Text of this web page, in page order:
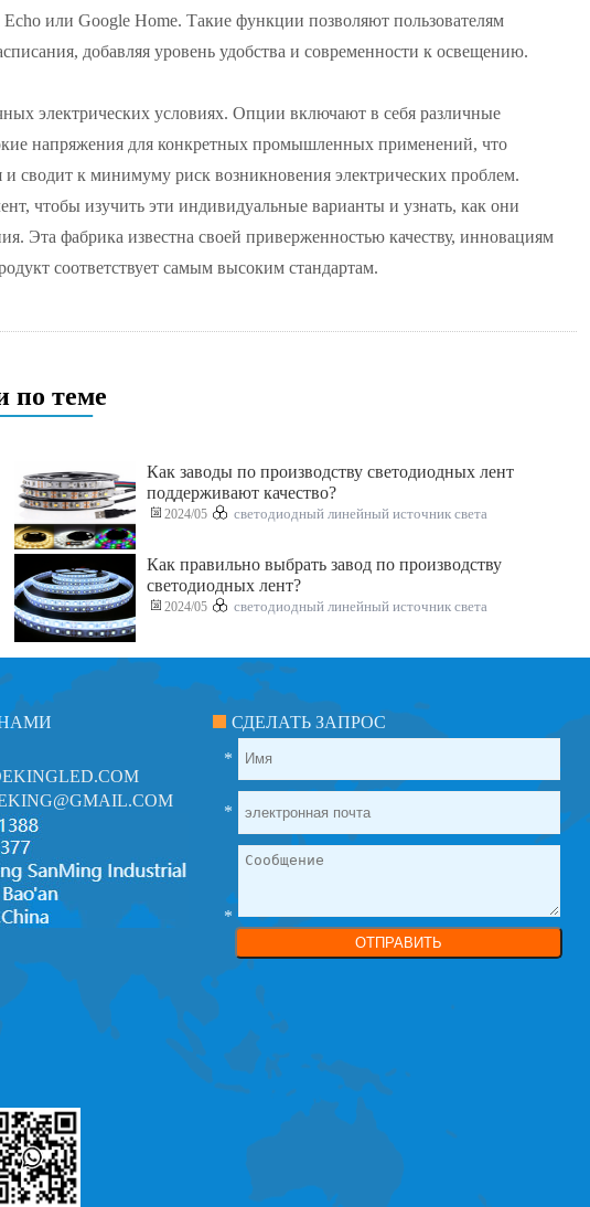
или Google Home. Такие функции позволяют пользователям
добавляя уровень удобства и современности к освещению.
электрических условиях. Опции включают в себя различные
напряжения для конкретных промышленных применений, что
сводит к минимуму риск возникновения электрических проблем.
чтобы изучить эти индивидуальные варианты и узнать, как они
Эта фабрика известна своей приверженностью качеству, инновациям
соответствует самым высоким стандартам.
по теме
Как заводы по производству светодиодных лент
поддерживают качество?
2024/05 светодиодный линейный источник света
Как правильно выбрать завод по производству
светодиодных лент?
2024/05 светодиодный линейный источник света
СДЕЛАТЬ ЗАПРОС
*
*
*
ОТПРАВИТЬ